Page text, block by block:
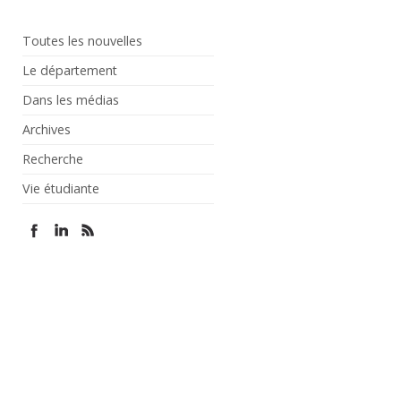
Toutes les nouvelles
Le département
Dans les médias
Archives
Recherche
Vie étudiante